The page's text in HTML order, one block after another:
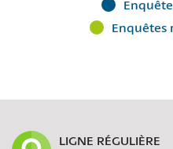
Enquêtes
LIGNE RÉGULIÈRE